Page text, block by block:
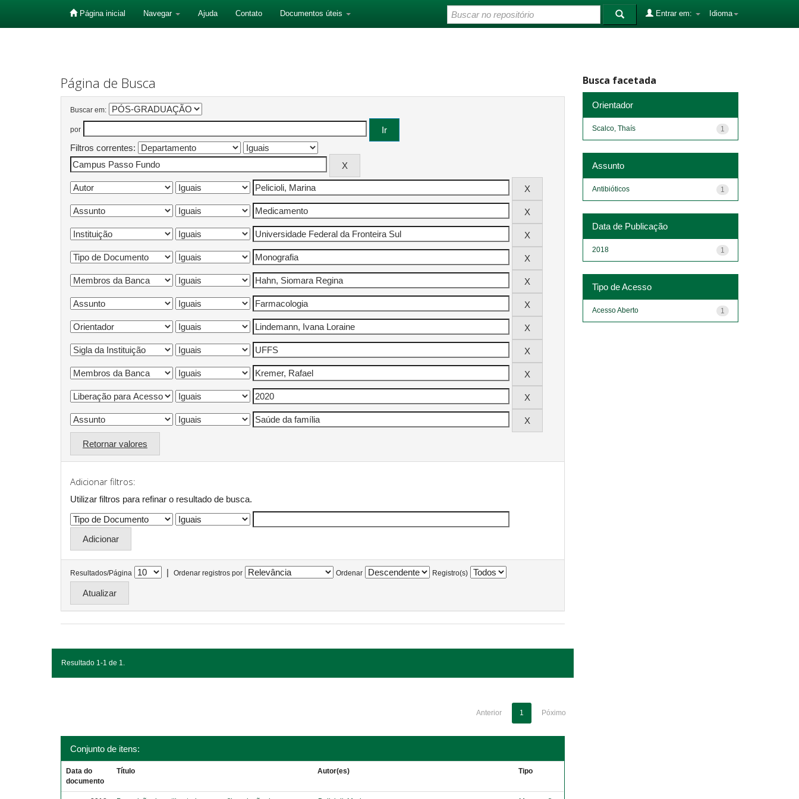
Página inicial Navegar Ajuda Contato Documentos úteis Idioma
Entrar em:
Página de Busca
Buscar em:
por
Filtros correntes:
Retornar valores
Adicionar filtros:
Utilizar filtros para refinar o resultado de busca.
Resultados/Página | Ordenar registros por Ordenar Registro(s)
Resultado 1-1 de 1.
Anterior 1 Póximo
Conjunto de itens:
Data do
documento
Título Autor(es) Tipo
Busca facetada
Orientador
1
Scalco, Thaís
Assunto
1
Antibióticos
Data de Publicação
1
2018
Tipo de Acesso
1
Acesso Aberto